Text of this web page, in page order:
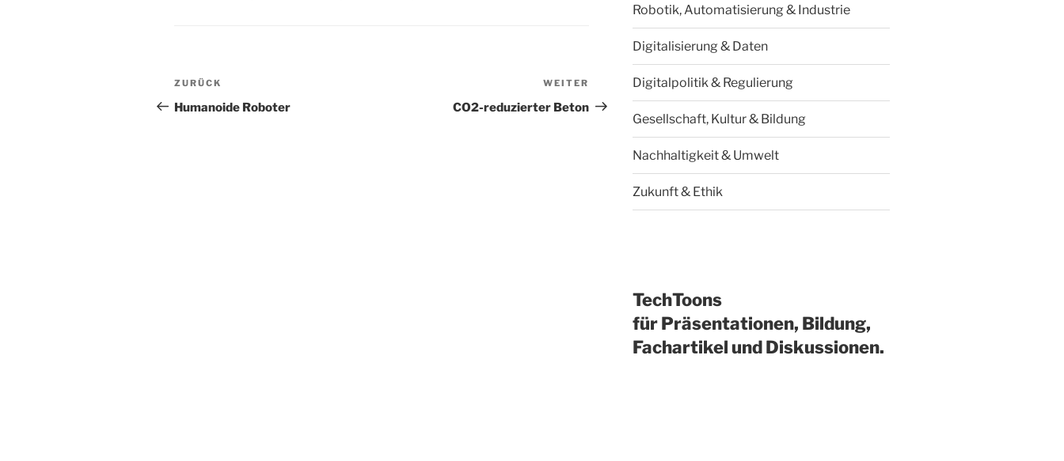
Beitragsnavigation
Vorheriger
Beitrag
ZURÜCK
Humanoide Roboter
Nächster
Beitrag
WEITER
CO2-reduzierter Beton
Robotik, Automatisierung & Industrie
Digitalisierung & Daten
Digitalpolitik & Regulierung
Gesellschaft, Kultur & Bildung
Nachhaltigkeit & Umwelt
Zukunft & Ethik
TechToons
für Präsentationen, Bildung,
Fachartikel und Diskussionen.